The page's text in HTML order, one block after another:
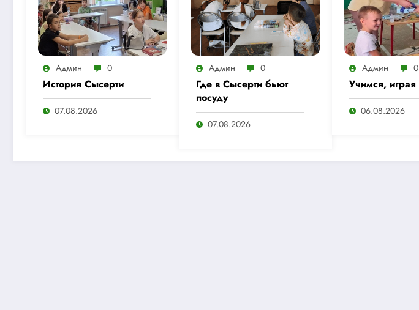
Админ 0
История Сысерти
07.08.2026
Админ 0
Где в Сысерти бьют
посуду
07.08.2026
Админ 0
Учимся, играя
06.08.2026